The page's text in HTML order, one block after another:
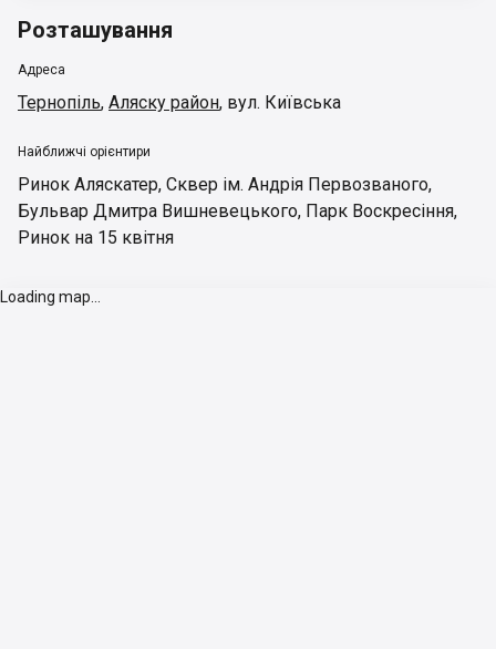
Розташування
Адреса
Тернопіль, Аляску район, вул. Київська
Найближчі орієнтири
Ринок Аляскатер, Сквер ім. Андрія Первозваного,
Бульвар Дмитра Вишневецького, Парк Воскресіння,
Ринок на 15 квітня
Loading map...